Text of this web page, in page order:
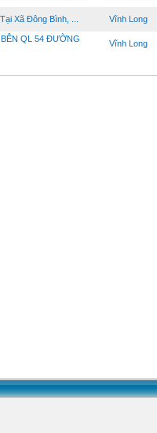
Xã Đông Bình, ... Vĩnh Long
QL 54 ĐƯỜNG
Vĩnh Long